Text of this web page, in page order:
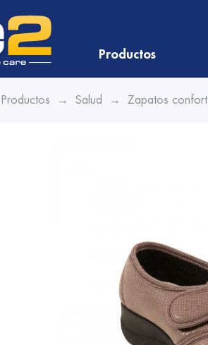
Productos
Productos Salud Zapatos confort